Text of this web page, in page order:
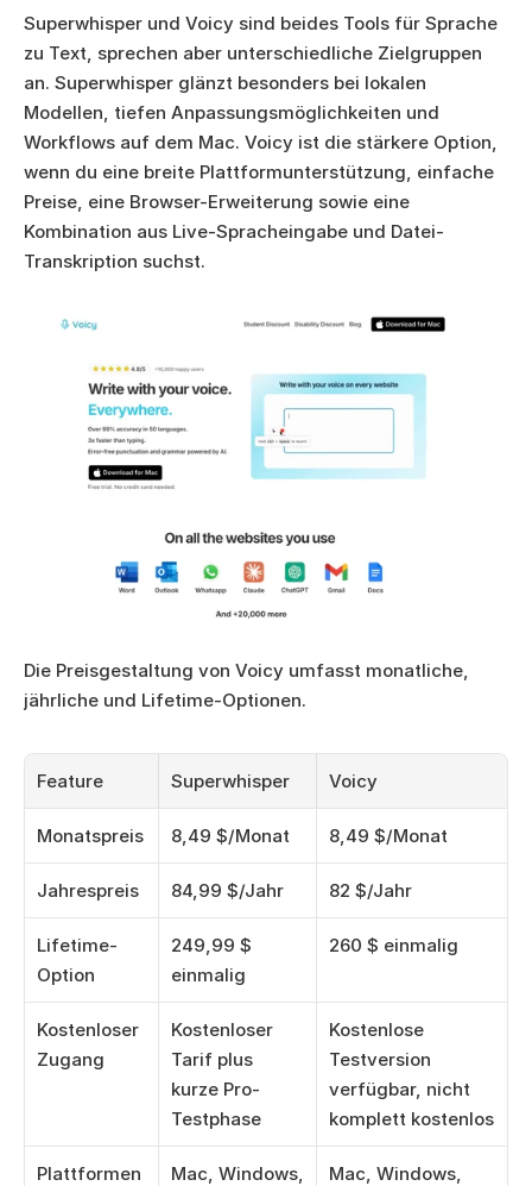
Superwhisper und Voicy sind beides Tools für Sprache
zu Text, sprechen aber unterschiedliche Zielgruppen
an. Superwhisper glänzt besonders bei lokalen
Modellen, tiefen Anpassungsmöglichkeiten und
Workflows auf dem Mac. Voicy ist die stärkere Option,
wenn du eine breite Plattformunterstützung, einfache
Preise, eine Browser-Erweiterung sowie eine
Kombination aus Live-Spracheingabe und Datei-
Transkription suchst.
Die Preisgestaltung von Voicy umfasst monatliche,
jährliche und Lifetime-Optionen.
Feature Superwhisper Voicy
Monatspreis 8,49 $/Monat 8,49 $/Monat
Jahrespreis 84,99 $/Jahr 82 $/Jahr
Lifetime-
Option
249,99 $
einmalig
260 $ einmalig
Kostenloser
Zugang
Kostenloser
Tarif plus
kurze Pro-
Testphase
Kostenlose
Testversion
verfügbar, nicht
komplett kostenlos
Plattformen
Mac, Windows,
Mac, Windows,